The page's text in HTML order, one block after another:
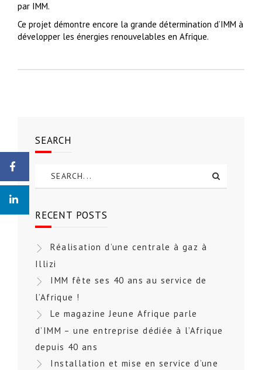
par IMM.
Ce projet démontre encore la grande détermination d’IMM à
développer les énergies renouvelables en Afrique.
SEARCH
RECENT POSTS
Réalisation d’une centrale à gaz à
Illizi
IMM fête ses 40 ans au service de
l’Afrique !
Le magazine Jeune Afrique parle
d’IMM – une entreprise dédiée à l’Afrique
depuis 40 ans
Installation et mise en service d’une